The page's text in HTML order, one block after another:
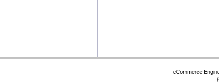
eCommerce